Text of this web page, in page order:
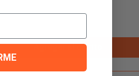
Agregar al carrito